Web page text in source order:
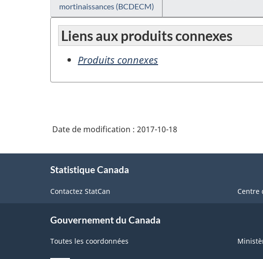
mortinaissances (BCDECM)
Liens aux produits connexes
Produits connexes
Date de modification : 2017-10-18
Statistique Canada
Contactez StatCan Centre
Gouvernement du Canada
Toutes les coordonnées